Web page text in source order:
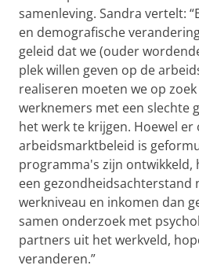
samenleving. Sandra vertelt:
en demografische
geleid dat we (ouder
plek willen geven op de
realiseren moeten we op
werknemers met een slechte
het werk te krijgen. Hoewel
arbeidsmarktbeleid is
programma's zijn ontwikkeld,
een gezondheidsachterstand
werkniveau en inkomen dan
samen onderzoek met
partners uit het werkveld,
veranderen.”